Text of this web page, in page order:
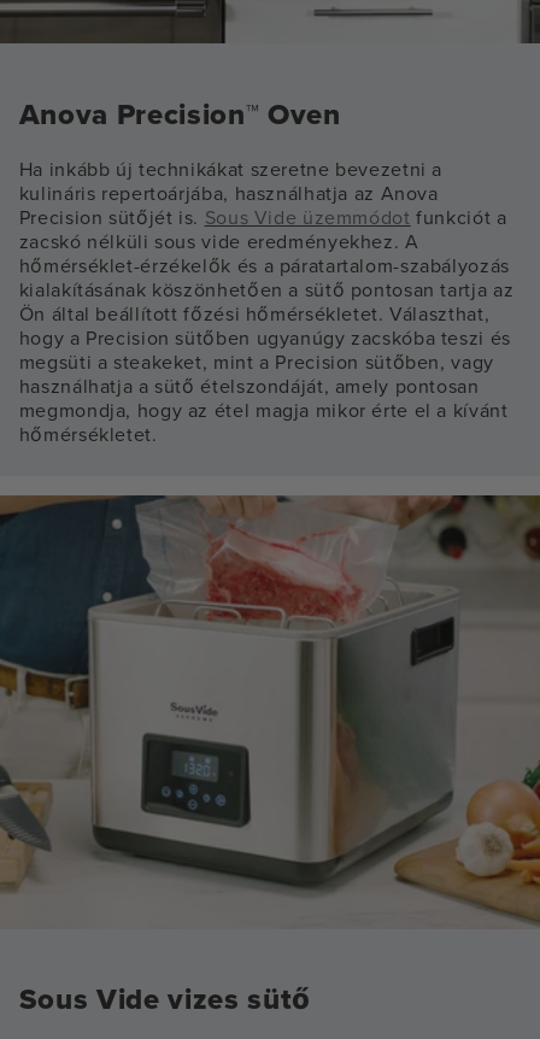
Anova Precision™ Oven
Ha inkább új technikákat szeretne bevezetni a
kulináris repertoárjába, használhatja az Anova
Precision sütőjét is. Sous Vide üzemmódot funkciót a
zacskó nélküli sous vide eredményekhez. A
hőmérséklet-érzékelők és a páratartalom-szabályozás
kialakításának köszönhetően a sütő pontosan tartja az
Ön által beállított főzési hőmérsékletet. Választhat,
hogy a Precision sütőben ugyanúgy zacskóba teszi és
megsüti a steakeket, mint a Precision sütőben, vagy
használhatja a sütő ételszondáját, amely pontosan
megmondja, hogy az étel magja mikor érte el a kívánt
hőmérsékletet.
Sous Vide vizes sütő